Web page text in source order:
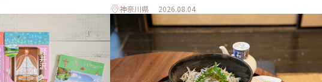
神奈川県 2026.08.04